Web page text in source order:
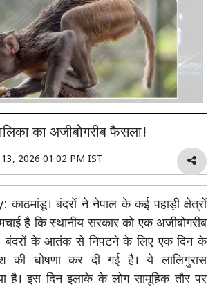
का अजीबोगरीब फैसला!
2026 01:02 PM IST
बंदरों ने नेपाल के कई पहाड़ी क्षेत्रों
है कि स्थानीय सरकार को एक अजीबोगरीब
बंदरों के आतंक से निपटने के लिए एक दिन के
की घोषणा कर दी गई है। ये लालिगुरास
है। इस दिन इलाके के लोग सामूहिक तौर पर